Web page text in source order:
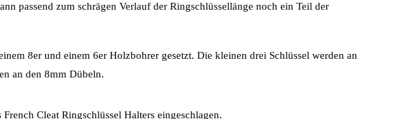
passend zum schrägen Verlauf der Ringschlüssellänge noch ein Teil der
8er und einem 6er Holzbohrer gesetzt. Die kleinen drei Schlüssel werden an
an den 8mm Dübeln.
Cleat Ringschlüssel Halters eingeschlagen.